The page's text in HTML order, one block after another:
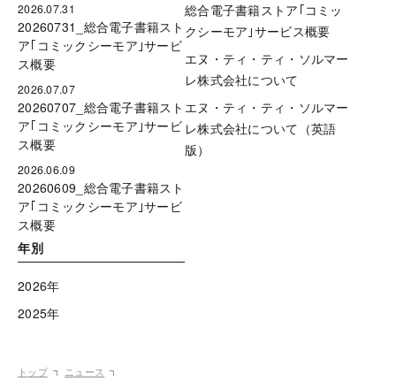
2026.07.31
20260731_総合電子書籍スト
ア｢コミックシーモア｣サービ
ス概要
2026.07.07
20260707_総合電子書籍スト
ア｢コミックシーモア｣サービ
ス概要
2026.06.09
20260609_総合電子書籍スト
ア｢コミックシーモア｣サービ
ス概要
総合電子書籍ストア｢コミッ
クシーモア｣サービス概要
エヌ・ティ・ティ・ソルマー
レ株式会社について
エヌ・ティ・ティ・ソルマー
レ株式会社について（英語
版）
年別
2026年
2025年
トップ
ニュース